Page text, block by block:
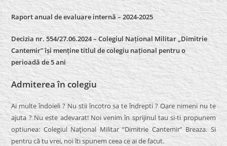
Raport anual de evaluare internă –2024-2025
Decizia nr. 554/27.06.2024 – Colegiul Național Militar „Dimitrie
Cantemir” își menține titlul de colegiu național pentru o
perioadă de 5 ani
Admiterea în colegiu
Ai multe îndoieli ? Nu stii încotro sa te îndrepti ? Oare nimeni nu te
ajuta ? Nu este adevarat! Noi venim în sprijinul tau si-ti propunem
optiunea: Colegiul Naţional Militar “Dimitrie Cantemir” Breaza. Si
pentru că tu vrei, noi îti spunem ceea ce ai de facut.